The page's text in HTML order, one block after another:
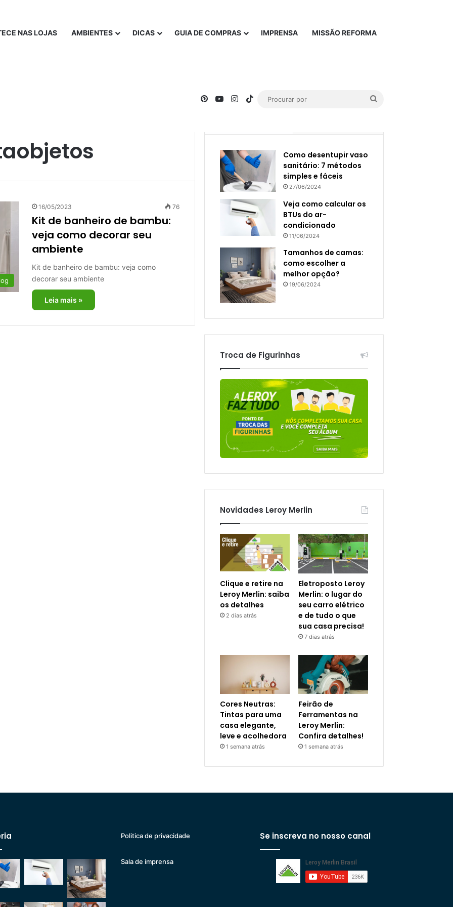
NAS LOJAS AMBIENTES DICAS GUIA DE COMPRAS IMPRENSA MISSÃO REFORMA
PinterestYouTubeInstagram
TikTok
16/05/2023 76
Kit de banheiro de bambu:
veja como decorar seu
ambiente
Kit de banheiro de bambu: veja como
decorar seu ambiente
Leia mais »
Como desentupir vaso
sanitário: 7 métodos
simples e fáceis
27/06/2024
Veja como calcular os
BTUs do ar-
condicionado
11/06/2024
Tamanhos de camas:
como escolher a
melhor opção?
19/06/2024
Troca de Figurinhas
Novidades Leroy Merlin
Clique e retire na
Leroy Merlin: saiba
os detalhes
2 dias atrás
Eletroposto Leroy
Merlin: o lugar do
seu carro elétrico
e de tudo o que
sua casa precisa!
7 dias atrás
Cores Neutras:
Tintas para uma
casa elegante,
leve e acolhedora
1 semana atrás
Feirão de
Ferramentas na
Leroy Merlin:
Confira detalhes!
1 semana atrás
Politica de privacidade
Sala de imprensa
Se inscreva no nosso canal